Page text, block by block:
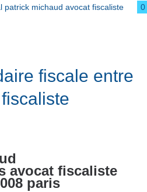
patrick michaud avocat fiscaliste 0
fiscale entre
avocat fiscaliste
paris